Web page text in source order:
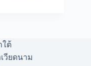
ใต้
วียดนาม